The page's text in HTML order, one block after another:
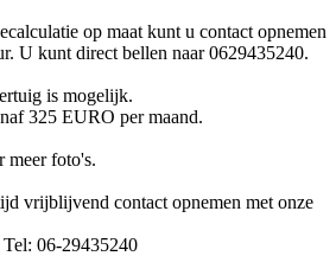
op maat kunt u contact opnemen
U kunt direct bellen naar 0629435240.
is mogelijk.
325 EURO per maand.
meer foto's.
vrijblijvend contact opnemen met onze
06-29435240